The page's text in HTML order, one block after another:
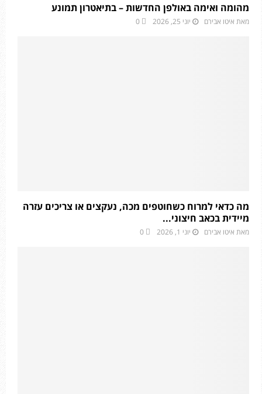
מהומה ואימה באולפן החדשות – בתיאטרון תמונע
מאת איטו אבירם יוני 25, 2026 0
מה כדאי למרוח כשחוטפים מכה, נעקצים או צריכים עזרה
מיידית בכאב חיצוני...
מאת איטו אבירם יוני 1, 2026 0